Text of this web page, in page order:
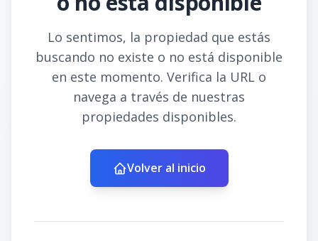
Lo sentimos, la propiedad que estás
buscando no existe o no está disponible
en este momento. Verifica la URL o
navega a través de nuestras
propiedades disponibles.
Volver al inicio